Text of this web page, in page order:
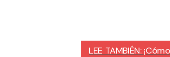
LEE TAMBIÉN: